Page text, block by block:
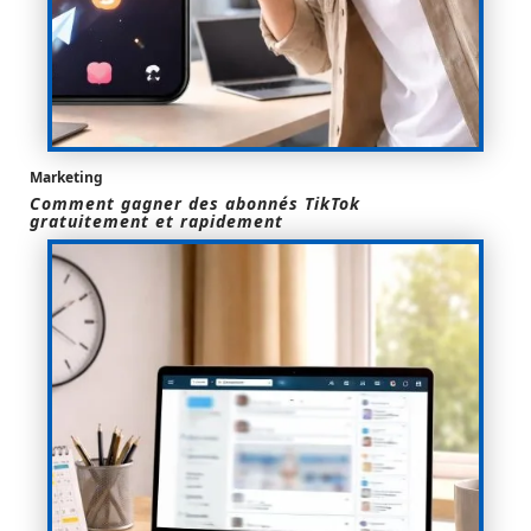
Marketing
Comment gagner des abonnés TikTok
gratuitement et rapidement